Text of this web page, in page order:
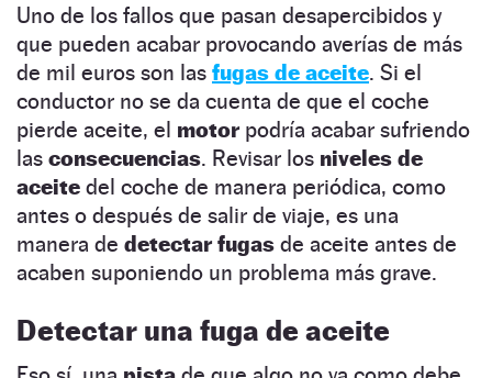
Uno de los fallos que pasan desapercibidos y
que pueden acabar provocando averías de más
de mil euros son las fugas de aceite. Si el
conductor no se da cuenta de que el coche
pierde aceite, el motorpodría acabar sufriendo
las consecuencias. Revisar los niveles de
aceite del coche de manera periódica, como
antes o después de salir de viaje, es una
manera de detectar fugas de aceite antes de
acaben suponiendo un problema más grave.
Detectar una fuga de aceite